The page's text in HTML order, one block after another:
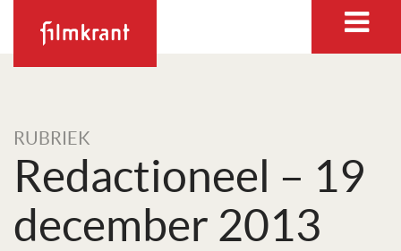
RUBRIEK
Redactioneel – 19
december 2013